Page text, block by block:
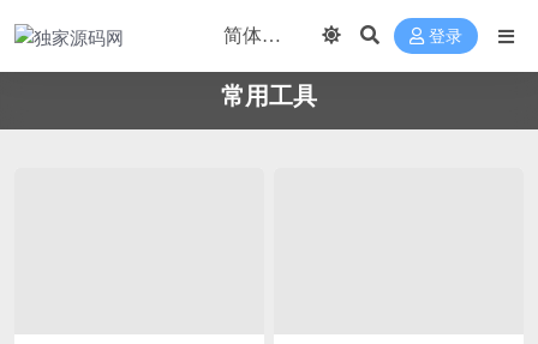
登录
常用工具